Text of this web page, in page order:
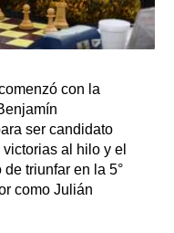
con la
ser candidato
al hilo y el
triunfar en la 5°
como Julián